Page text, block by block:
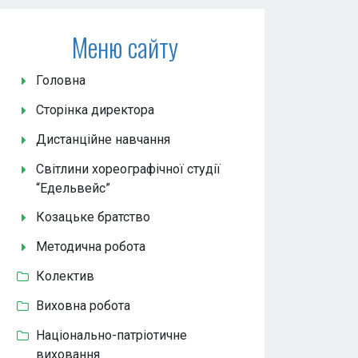
Меню сайту
Головна
Сторінка директора
Дистанційне навчання
Світлини хореографічної студії
“Едельвейс”
Козацьке братство
Методична робота
Колектив
Виховна робота
Національно-патріотичне
виховання